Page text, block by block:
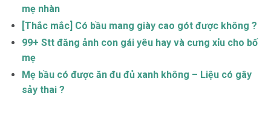
mẹ nhàn
[Thắc mắc] Có bầu mang giày cao gót được không ?
99+ Stt đăng ảnh con gái yêu hay và cưng xỉu cho bố
mẹ
Mẹ bầu có được ăn đu đủ xanh không – Liệu có gây
sảy thai ?